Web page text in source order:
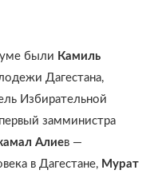
были Камиль
Дагестана,
Избирательной
замминистра
Алиев —
в Дагестане, Мурат